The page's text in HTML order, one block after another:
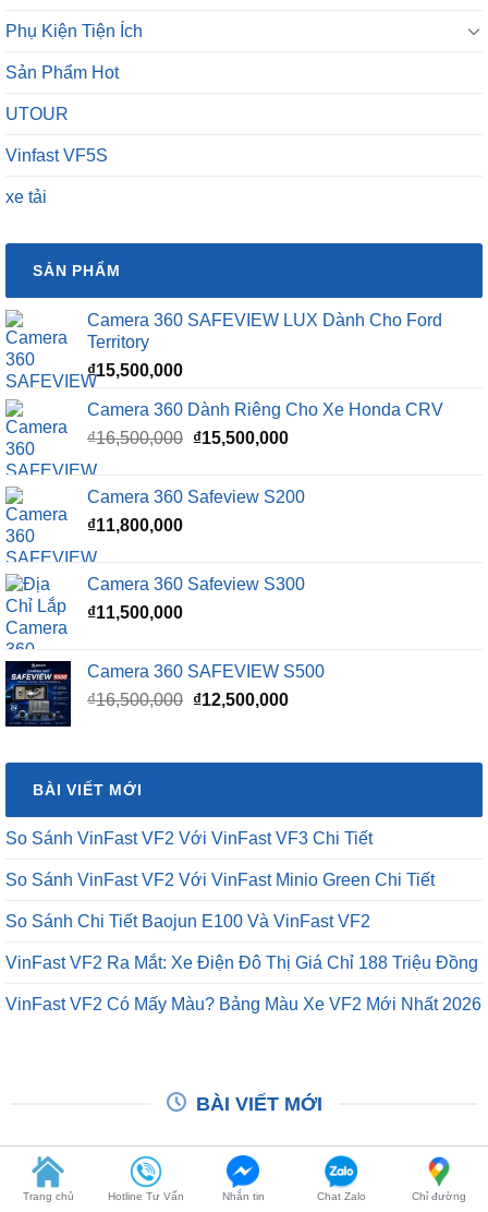
Phụ Kiện Tiện Ích
Sản Phẩm Hot
UTOUR
Vinfast VF5S
xe tải
SẢN PHẨM
Camera 360 SAFEVIEW LUX Dành Cho Ford
Territory
₫15,500,000
Camera 360 Dành Riêng Cho Xe Honda CRV
₫16,500,000 Giá
₫16,500,000.
₫15,500,000Giá
là:
Camera 360 Safeview S200
₫11,800,000
Camera 360 Safeview S300
₫11,500,000
Camera 360 SAFEVIEW S500
₫16,500,000 Giá
₫16,500,000.
₫12,500,000Giá
là:
BÀI VIẾT MỚI
So Sánh VinFast VF2 Với VinFast VF3 Chi Tiết
So Sánh VinFast VF2 Với VinFast Minio Green Chi Tiết
So Sánh Chi Tiết Baojun E100 Và VinFast VF2
VinFast VF2 Ra Mắt: Xe Điện Đô Thị Giá Chỉ 188 Triệu Đồng
VinFast VF2 Có Mấy Màu? Bảng Màu Xe VF2 Mới Nhất 2026
BÀI VIẾT MỚI
Trang chủ Hotline Tư Vấn Nhắn tin Chat Zalo Chỉ đường